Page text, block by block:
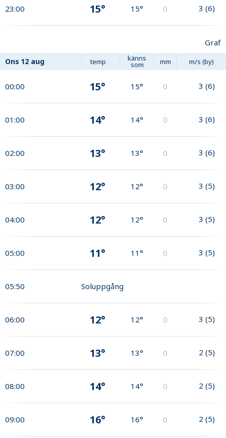
23:00 15° 15° 0 3 (6)
Graf
Ons 12 aug temp känns
som mm m/s (by)
00:00 15° 15° 0 3 (6)
01:00 14° 14° 0 3 (6)
02:00 13° 13° 0 3 (6)
03:00 12° 12° 0 3 (5)
04:00 12° 12° 0 3 (5)
05:00 11° 11° 0 3 (5)
05:50 Soluppgång
06:00 12° 12° 0 3 (5)
07:00 13° 13° 0 2 (5)
08:00 14° 14° 0 2 (5)
09:00 16° 16° 0 2 (5)